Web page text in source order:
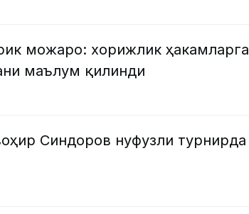
можаро: хорижлик ҳакамларга
маълум қилинди
Синдоров нуфузли турнирда